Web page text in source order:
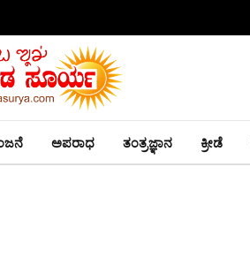
ಅಪರಾಧ ತಂತ್ರಜ್ಞಾನ ಕ್ರೀಡೆ